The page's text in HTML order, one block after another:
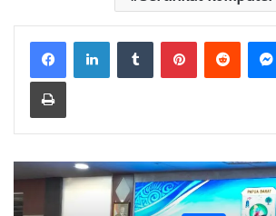
FacebookLinkedInTumblr PinterestReddit
Print